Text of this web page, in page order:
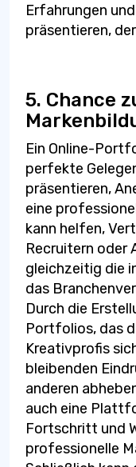
Erfahrungen
präsentieren,
5. Chance
Ein Online-
perfekte
präsentieren,
eine
kann helfen,
Recruitern oder
gleichzeitig die
das
Durch die
Portfolios, das
Kreativprofis
bleibenden
anderen
auch eine
Fortschritt und
professionelle